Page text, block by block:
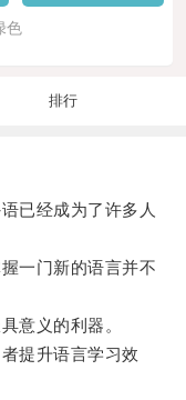
色
排行
已经成为了许多人
一门新的语言并不
意义的利器。
提升语言学习效